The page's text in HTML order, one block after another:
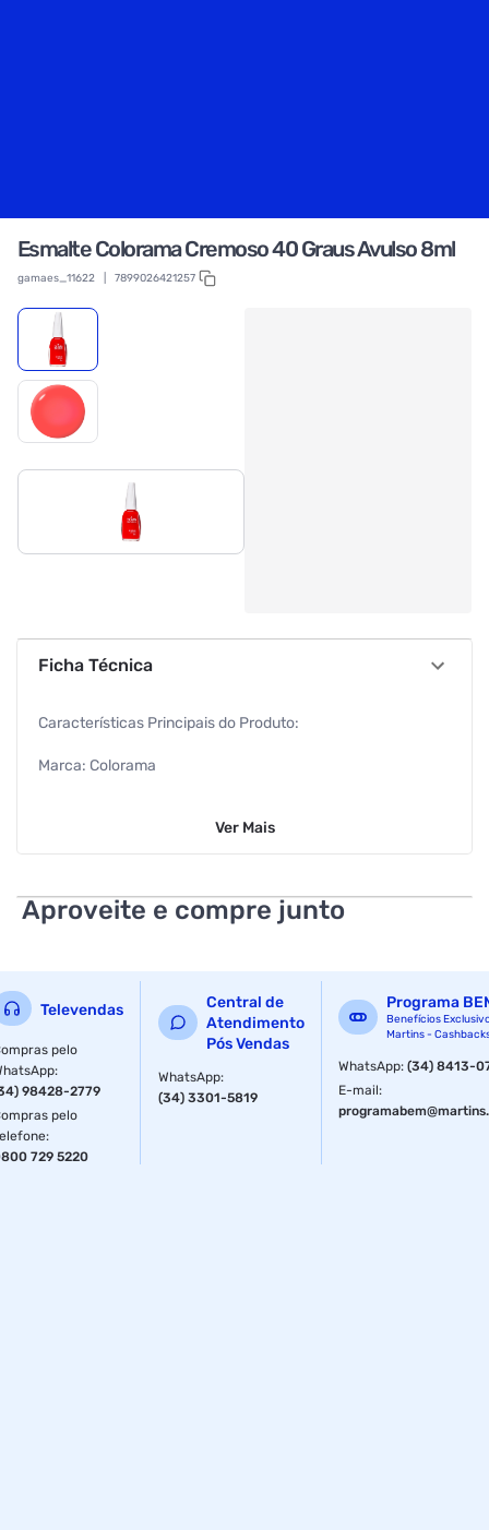
Esmalte Colorama Cremoso 40 Graus Avulso 8ml
gamaes_11622 7899026421257
Ficha Técnica
Características Principais do Produto:
Marca: Colorama
Ação: Alta cobertura, brilho intenso e longa duração
Brilho intenso e longa duração
Secagem rápida
Sugestão de Uso:
Passo 1: Utilize uma base da linha Cuidados Colorama
Passo 2: Aplique duas camadas da cor 40 Graus
Ver Mais
Aproveite e compre junto
Televendas
pelo
:
98428-2779
pelo
:
729 5220
Central de
Atendimento
Pós Vendas
WhatsApp:
(34) 3301-5819
Programa
Benefícios
Martins -
WhatsApp:(34) 8413-
E-mail: